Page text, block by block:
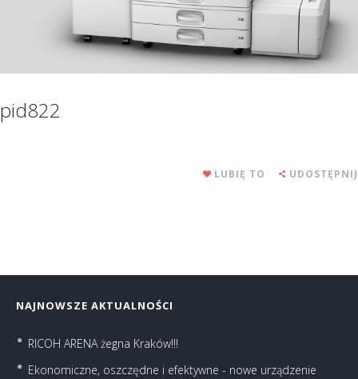
pid822
LUBIĘ TO UDOSTĘPNIJ
NAJNOWSZE AKTUALNOŚCI
RICOH ARENA żegna Kraków!!!
Ekonomiczne, oszczędne i efektywne - nowe urządzenie